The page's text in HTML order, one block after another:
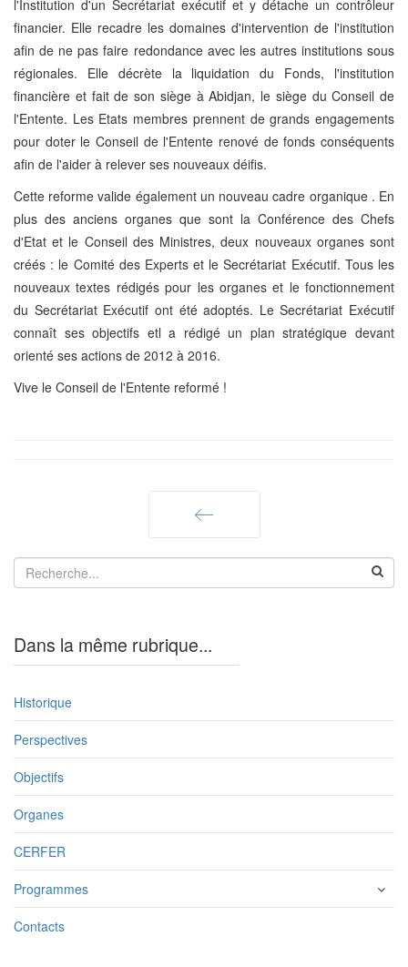
l'Institution d'un Secrétariat exécutif et y détache un contrôleur
financier. Elle recadre les domaines d'intervention de l'institution
afin de ne pas faire redondance avec les autres institutions sous
régionales. Elle décrète la liquidation du Fonds, l'institution
financière et fait de son siège à Abidjan, le siège du Conseil de
l'Entente. Les Etats membres prennent de grands engagements
pour doter le Conseil de l'Entente renové de fonds conséquents
afin de l'aider à relever ses nouveaux déifis.
Cette reforme valide également un nouveau cadre organique . En
plus des anciens organes que sont la Conférence des Chefs
d'Etat et le Conseil des Ministres, deux nouveaux organes sont
créés : le Comité des Experts et le Secrétariat Exécutif. Tous les
nouveaux textes rédigés pour les organes et le fonctionnement
du Secrétariat Exécutif ont été adoptés. Le Secrétariat Exécutif
connaît ses objectifs etl a rédigé un plan stratégique devant
orienté ses actions de 2012 à 2016.
Vive le Conseil de l'Entente reformé !
Précédent
Dans la même rubrique...
Historique
Perspectives
Objectifs
Organes
CERFER
Programmes
Contacts